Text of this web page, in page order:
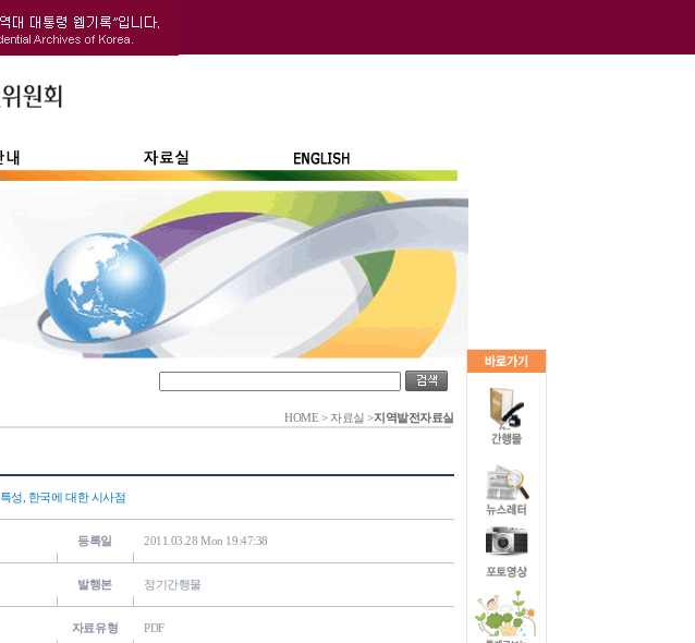
HOME > 자료실 >지역발전자료실
성, 한국에 대한 시사점
등록일 2011.03.28 Mon 19:47:38
발행본 정기간행물
자료유형 PDF